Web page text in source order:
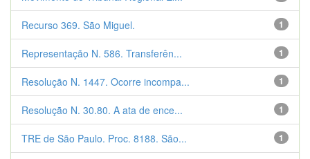
1
Recurso 369. São Miguel.
1
Representação N. 586. Transferên...
1
Resolução N. 1447. Ocorre incompa...
1
Resolução N. 30.80. A ata de ence...
1
TRE de São Paulo. Proc. 8188. São...